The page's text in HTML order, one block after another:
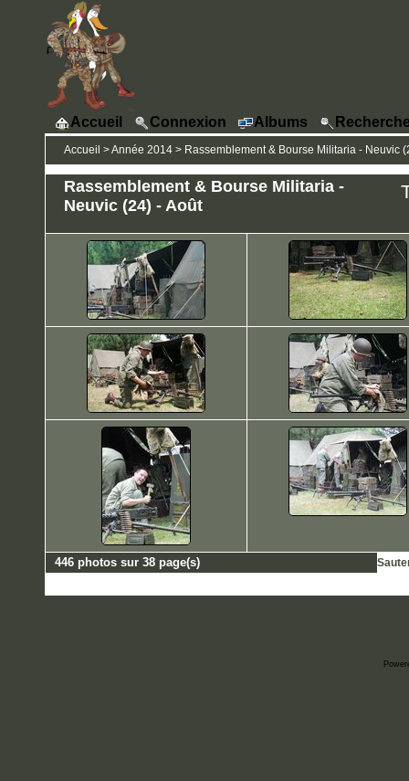
Accueil Connexion Albums
Accueil >Année 2014 > Rassemblement & Bourse Militaria - Neuvic
Rassemblement & Bourse Militaria -
Neuvic (24) - Août
446 photos sur 38 page(s)